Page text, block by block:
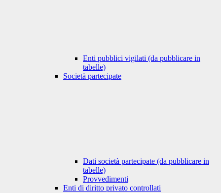
Enti pubblici vigilati (da pubblicare in
tabelle)
Società partecipate
Dati società partecipate (da pubblicare in
tabelle)
Provvedimenti
Enti di diritto privato controllati